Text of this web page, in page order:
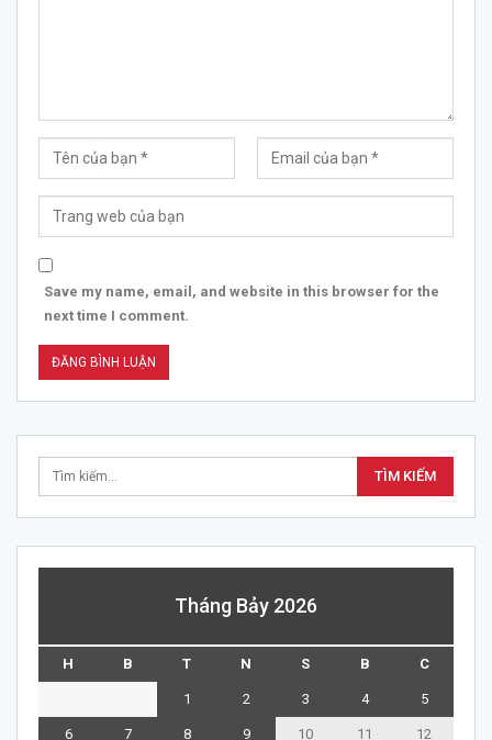
Save my name, email, and website in this browser for the
next time I comment.
Tháng Bảy 2026
H B T N S B C
1 2 3 4 5
6 7 8 9 10 11 12